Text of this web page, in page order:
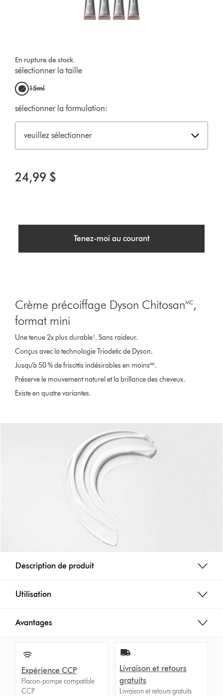
En rupture de stock.
sélectionner la taille
15ml
sélectionner la formulation:
veuillez sélectionner
24,99 $
Tenez-moi au courant
Crème précoiffage Dyson Chitosan🅪,
format mini
Une tenue 2x plus durable¹. Sans raideur.
Conçus avec la technologie Triodetic de Dyson.
Jusqu’à 50 % de frisottis indésirables en moins🅪.
Préserve le mouvement naturel et la brillance des cheveux.
Existe en quatre variantes.
Description de produit
Utilisation
Avantages
Expérience CCP
Flacon-pompe compatible
CCP
Livraison et retours
gratuits
Livraison et retours gratuits